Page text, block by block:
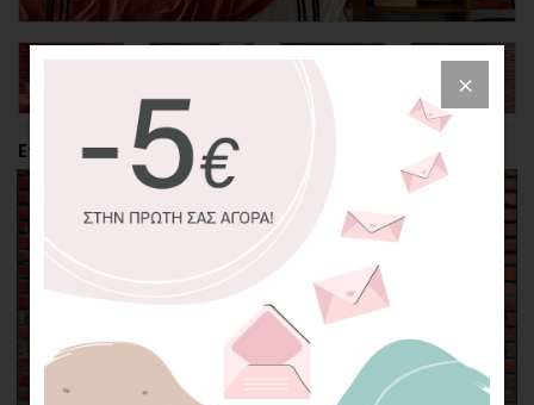
Επιλέξτε την περικοπή της φωτογραφίας